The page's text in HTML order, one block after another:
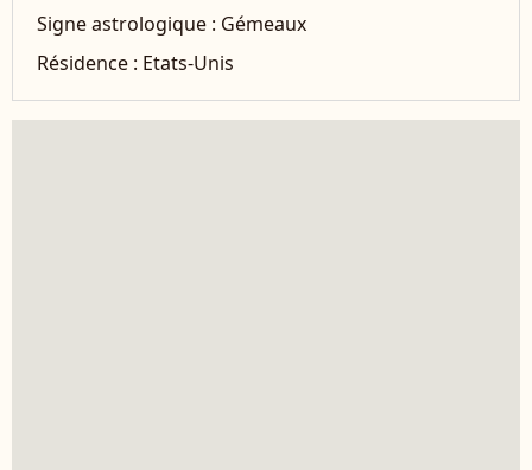
Signe astrologique : Gémeaux
Résidence : Etats-Unis